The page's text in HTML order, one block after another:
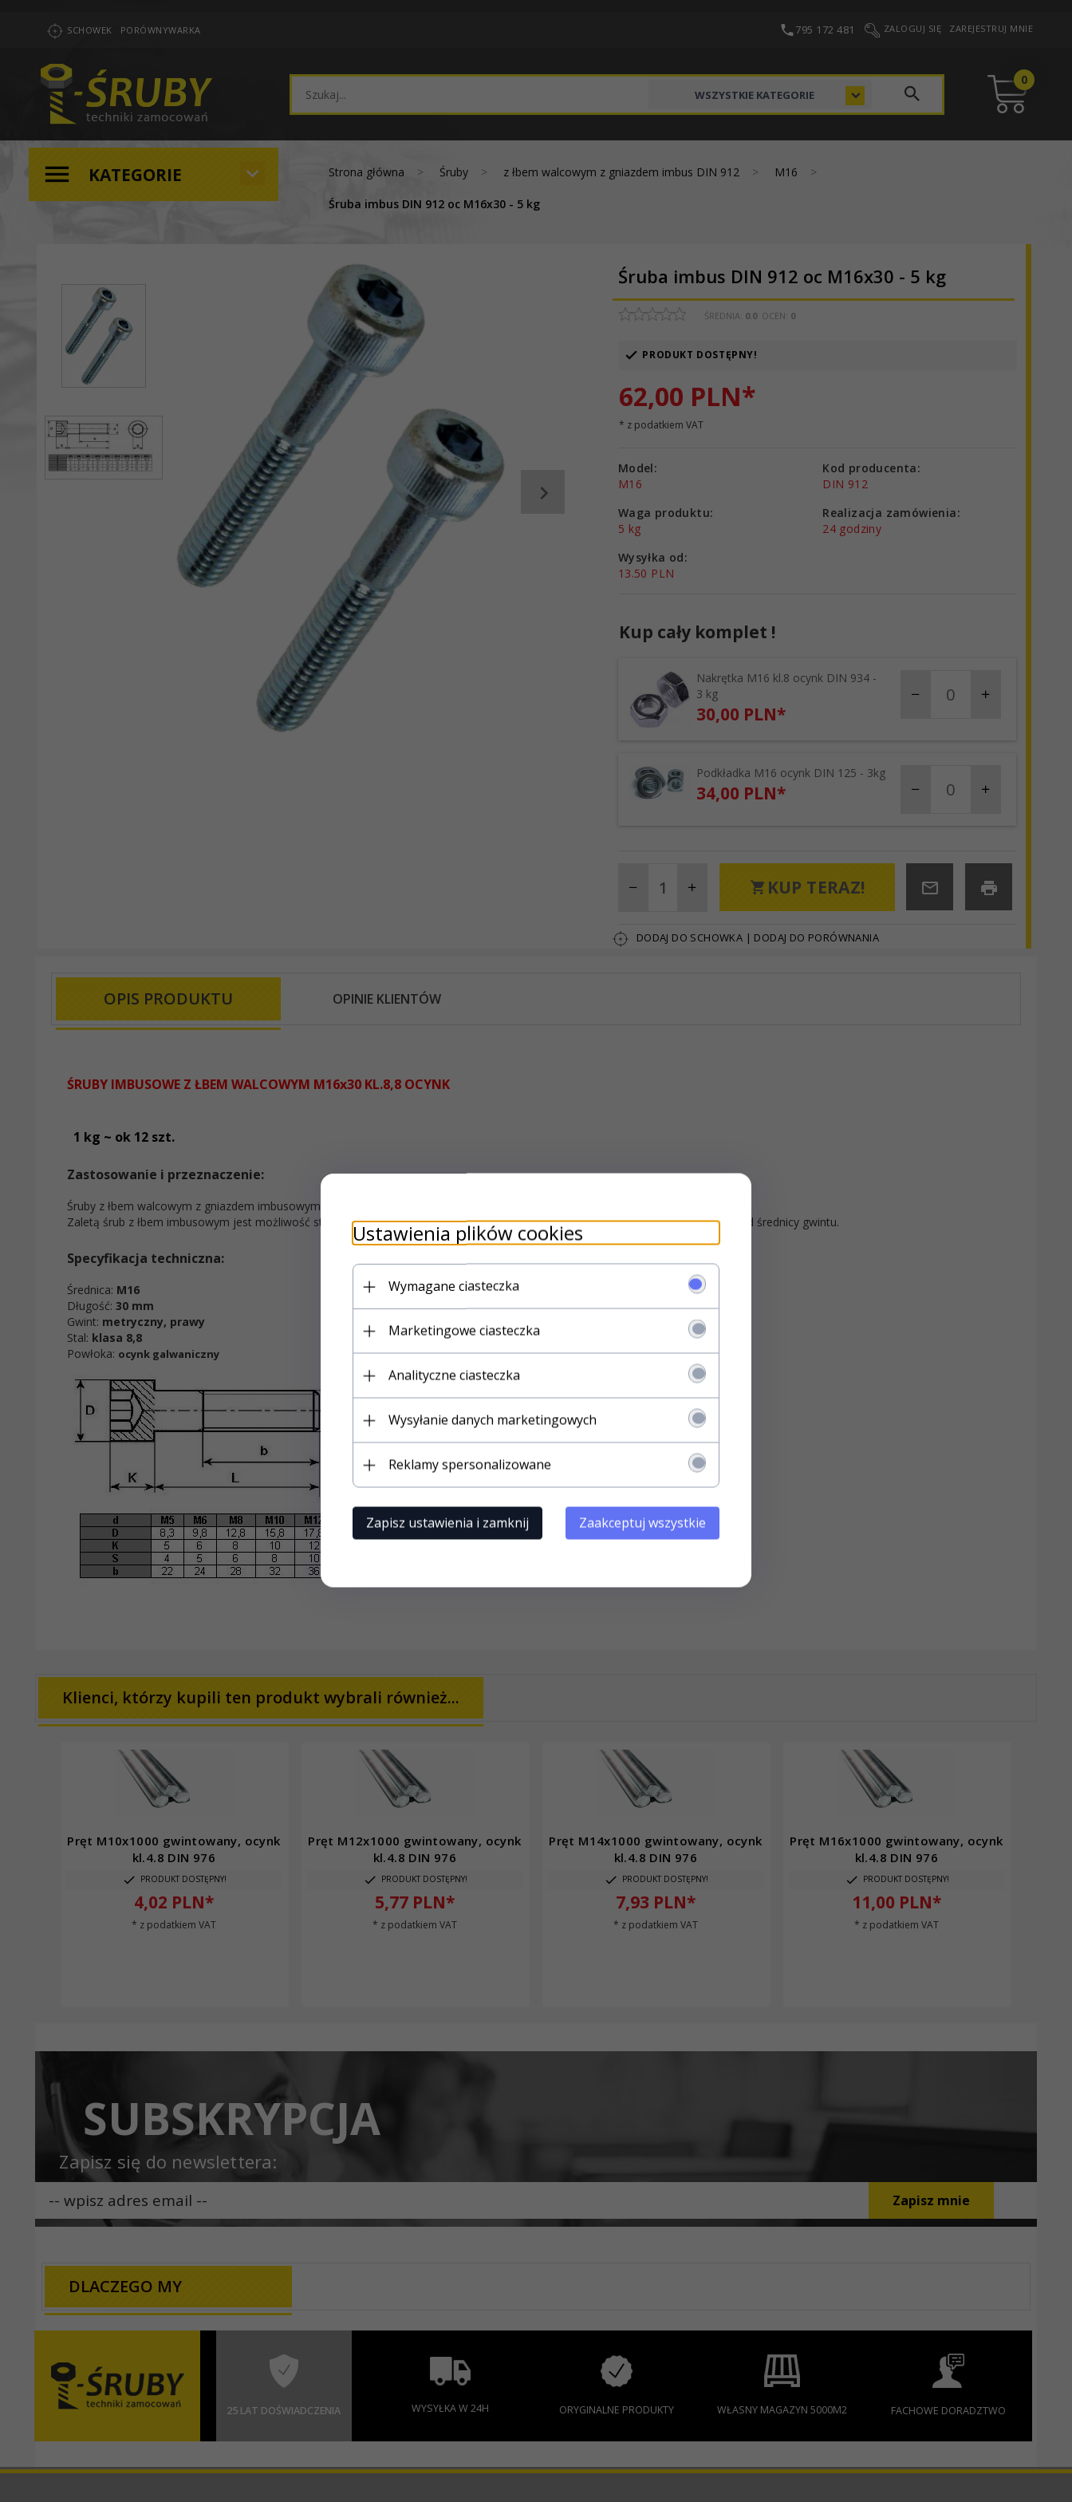
SCHOWEK PORÓWNYWARKA 795 172 481 ZALOGUJ SIĘ ZAREJESTRUJ MNIE
categories_searcher
WSZYSTKIE KATEGORIE
0
KATEGORIE Strona główna Śruby z łbem walcowym z gniazdem imbus DIN 912 M16
Śruba imbus DIN 912 oc M16x30 - 5 kg
Śruba imbus DIN 912 oc M16x30 - 5 kg
ŚREDNIA: 0.0OCEN: 0
PRODUKT DOSTĘPNY!
62,00 PLN*
* z podatkiem VAT
Model:
M16
Kod producenta:
DIN 912
Waga produktu:
5 kg
Realizacja zamówienia:
24 godziny
Wysyłka od:
13.50 PLN
Kup cały komplet !
Nakrętka M16 kl.8 ocynk DIN 934 -
3 kg
30,00 PLN*
Podkładka M16 ocynk DIN 125 - 3kg
34,00 PLN*
KUP TERAZ!
DODAJ DO SCHOWKA | DODAJ DO PORÓWNANIA
OPIS PRODUKTU OPINIE KLIENTÓW
ŚRUBY IMBUSOWE Z ŁBEM WALCOWYM M16x30 KL.8,8 OCYNK
1 kg ~ ok 12 szt.
Zastosowanie i przeznaczenie:
Śruby z łbem walcowym z gniazdem imbusowym
Zaletą śrub z łbem imbusowym jest możliwość stosowania ich w miejscach, w których średnica łba jest tylko nieznacznie większa od średnicy gwintu.
Specyfikacja techniczna:
Średnica: M16
Długość: 30 mm
Gwint: metryczny, prawy
Stal: klasa 8,8
Powłoka: ocynk galwaniczny
Klienci, którzy kupili ten produkt wybrali również...
Pręt M10x1000 gwintowany, ocynk
kl.4.8 DIN 976
PRODUKT DOSTĘPNY!
4,02 PLN*
* z podatkiem VAT
Pręt M12x1000 gwintowany, ocynk
kl.4.8 DIN 976
PRODUKT DOSTĘPNY!
5,77 PLN*
* z podatkiem VAT
Pręt M14x1000 gwintowany, ocynk
kl.4.8 DIN 976
PRODUKT DOSTĘPNY!
7,93 PLN*
* z podatkiem VAT
Pręt M16x1000 gwintowany, ocynk
kl.4.8 DIN 976
PRODUKT DOSTĘPNY!
11,00 PLN*
* z podatkiem VAT
SUBSKRYPCJA
Zapisz się do newslettera:
Zapisz mnie
DLACZEGO MY
25 LAT DOŚWIADCZENIA WYSYŁKA W 24H ORYGINALNE PRODUKTY WŁASNY MAGAZYN 5000M2 FACHOWE DORADZTWO
Ustawienia plików cookies
Wymagane ciasteczka
Marketingowe ciasteczka
Analityczne ciasteczka
Wysyłanie danych marketingowych
Reklamy spersonalizowane
Zapisz ustawienia i zamknij Zaakceptuj wszystkie